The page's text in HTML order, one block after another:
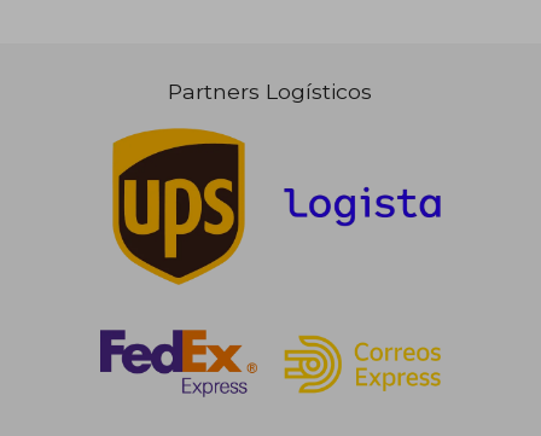
Partners Logísticos